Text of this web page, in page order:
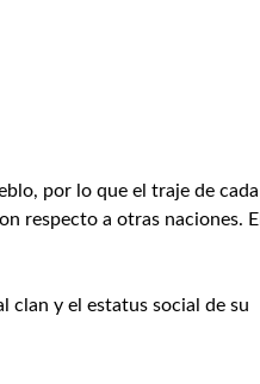
por lo que el traje de cada
respecto a otras naciones. El
clan y el estatus social de su